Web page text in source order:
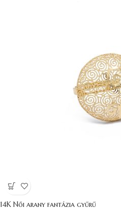
14K Női arany fantázia gyűrű